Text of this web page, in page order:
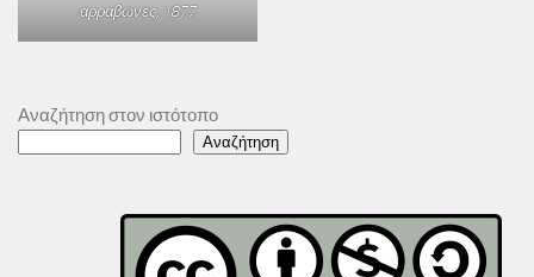
αρραβώνες, 1877
Αναζήτηση στον ιστότοπο
Αναζήτηση